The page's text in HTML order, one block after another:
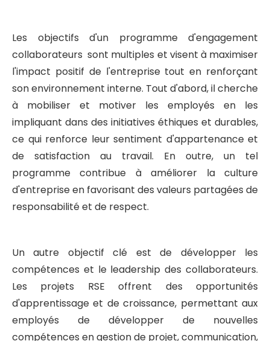
Les objectifs d'un programme d'engagement
collaborateurs sont multiples et visent à maximiser
l'impact positif de l'entreprise tout en renforçant
son environnement interne. Tout d'abord, il cherche
à mobiliser et motiver les employés en les
impliquant dans des initiatives éthiques et durables,
ce qui renforce leur sentiment d'appartenance et
de satisfaction au travail. En outre, un tel
programme contribue à améliorer la culture
d'entreprise en favorisant des valeurs partagées de
responsabilité et de respect.
Un autre objectif clé est de développer les
compétences et le leadership des collaborateurs.
Les projets RSE offrent des opportunités
d'apprentissage et de croissance, permettant aux
employés de développer de nouvelles
compétences en gestion de projet, communication,